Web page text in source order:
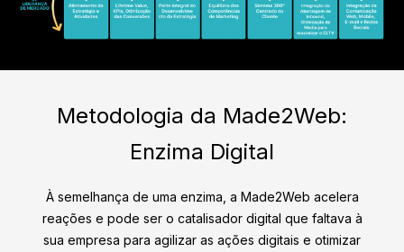
Metodologia da Made2Web:
Enzima Digital
À semelhança de uma enzima, a Made2Web acelera
reações e pode ser o catalisador digital que faltava à
sua empresa para agilizar as ações digitais e otimizar